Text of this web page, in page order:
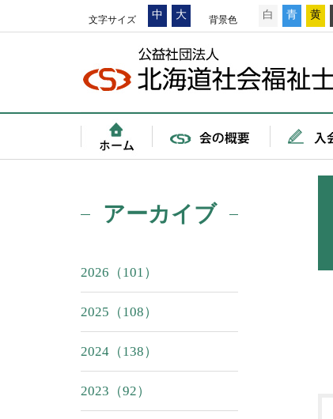
文字サイズ 中 大 背景色 白 青 黄
アーカイブ
2026（101）
2025（108）
2024（138）
2023（92）